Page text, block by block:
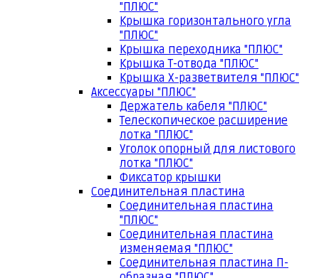
"ПЛЮС"
Крышка горизонтального угла
"ПЛЮС"
Крышка переходника "ПЛЮС"
Крышка Т-отвода "ПЛЮС"
Крышка Х-разветвителя "ПЛЮС"
Аксессуары "ПЛЮС"
Держатель кабеля "ПЛЮС"
Телескопическое расширение
лотка "ПЛЮС"
Уголок опорный для листового
лотка "ПЛЮС"
Фиксатор крышки
Соединительная пластина
Соединительная пластина
"ПЛЮС"
Соединительная пластина
изменяемая "ПЛЮС"
Соединительная пластина П-